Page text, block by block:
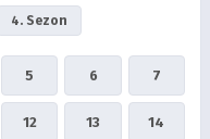
4. Sezon
5 6 7
12 13 14